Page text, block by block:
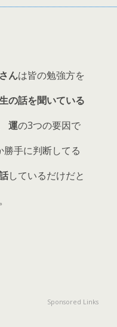
んは皆の勉強方を
の話を聞いている
運の3つの要因で
勝手に判断してる
しているだけだと
Sponsored Links